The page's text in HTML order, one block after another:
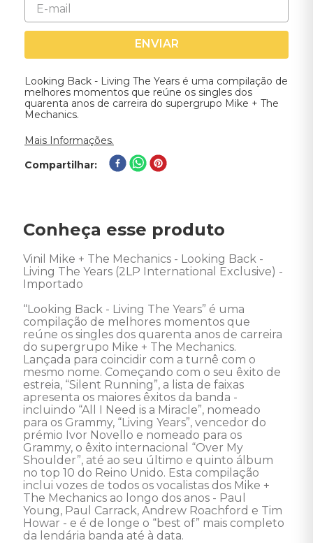
ENVIAR
Looking Back - Living The Years é uma compilação de
melhores momentos que reúne os singles dos
quarenta anos de carreira do supergrupo Mike + The
Mechanics.
Mais Informações.
Compartilhar
Conheça esse produto
Vinil Mike + The Mechanics - Looking Back -
Living The Years (2LP International Exclusive) -
Importado
“Looking Back - Living The Years” é uma
compilação de melhores momentos que
reúne os singles dos quarenta anos de carreira
do supergrupo Mike + The Mechanics.
Lançada para coincidir com a turnê com o
mesmo nome. Começando com o seu êxito de
estreia, “Silent Running”, a lista de faixas
apresenta os maiores êxitos da banda -
incluindo “All I Need is a Miracle”, nomeado
para os Grammy, “Living Years”, vencedor do
prémio Ivor Novello e nomeado para os
Grammy, o êxito internacional “Over My
Shoulder”, até ao seu último e quinto álbum
no top 10 do Reino Unido. Esta compilação
inclui vozes de todos os vocalistas dos Mike +
The Mechanics ao longo dos anos - Paul
Young, Paul Carrack, Andrew Roachford e Tim
Howar - e é de longe o “best of” mais completo
da lendária banda até à data.